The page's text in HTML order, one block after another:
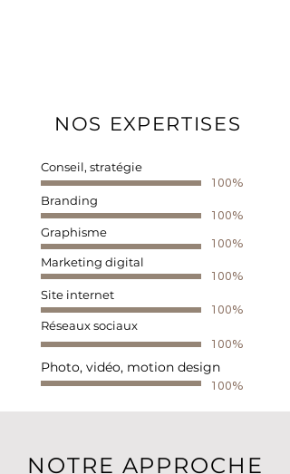
NOS EXPERTISES
Conseil, stratégie
Branding
Graphisme
Marketing digital
Site internet
Réseaux sociaux
100%
100%
100%
100%
100%
100%
Photo, vidéo, motion design
100%
NOTRE APPROCHE